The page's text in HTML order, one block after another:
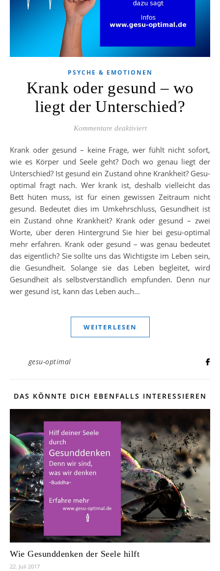
PSYCHE & EMOTIONEN
Krank oder gesund – wo
liegt der Unterschied?
Kommentare deaktiviertfür Krank oder gesund
Krank oder gesund – keine Frage, wer fühlt nicht sofort,
wie es Körper und Seele geht? Doch wo genau liegt der
Unterschied? Ist gesund ein Zustand ohne Krankheit? Gesu-
optimal fragt nach. Wer krank ist, deshalb vielleicht das
Bett hüten muss, ist für einen gewissen Zeitraum nicht
gesund. Bedeutet dies im Umkehrschluss, Gesundheit ist
ein Zustand ohne Krankheit? Krank oder gesund – zwei
Worte, über deren Hintergrund Sie hier bei gesu-optimal
mehr erfahren. Krank oder gesund – was genau bedeutet
das eigentlich? Sie sollte uns das Wichtigste im Leben sein,
die Gesundheit. Solange sie das Leben begleitet, wird
Gesundheit als selbstverständlich empfunden. Denn nur
wer gesund ist, kann das Leben auch…
WEITERLESEN
gesu-optimal
DAS KÖNNTE DICH EBENFALLS INTERESSIEREN
Wie Gesunddenken der Seele hilft
22. Juli 2017